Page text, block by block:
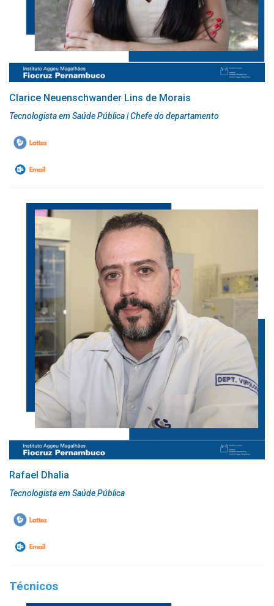
Clarice Neuenschwander Lins de Morais
Tecnologista em Saúde Pública | Chefe do departamento
Rafael Dhalia
Tecnologista em Saúde Pública
Técnicos